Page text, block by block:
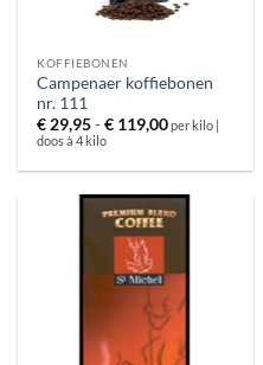
KOFFIEBONEN
Campenaer koffiebonen
nr. 111
€ 29,95-€ 119,00Prijsklasse:
€ 29,95
€ 119,00
per kilo |
doos à 4 kilo